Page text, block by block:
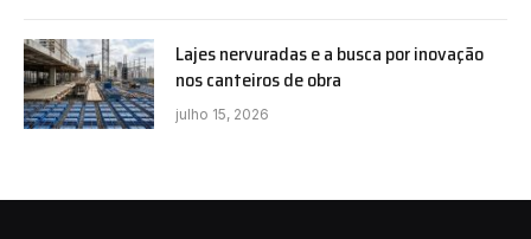
Lajes nervuradas e a busca por inovação
nos canteiros de obra
julho 15, 2026